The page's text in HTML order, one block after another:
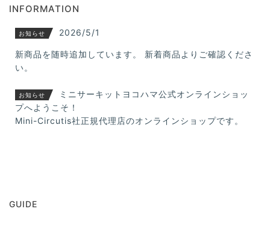
INFORMATION
お知らせ 2026/5/1
新商品を随時追加しています。 新着商品よりご確認くださ
い。
お知らせ
ミニサーキットヨコハマ公式オンラインショッ
プへようこそ！
Mini-Circutis社正規代理店のオンラインショップです。
GUIDE